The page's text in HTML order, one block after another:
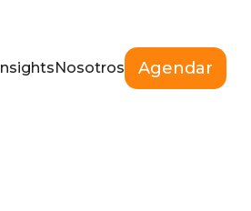
Insights Nosotros Agendar